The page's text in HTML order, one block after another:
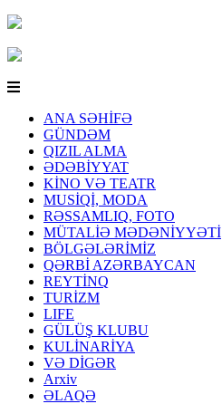
ANA SƏHİFƏ
GÜNDƏM
QIZIL ALMA
ƏDƏBİYYAT
KİNO VƏ TEATR
MUSİQİ, MODA
RƏSSAMLIQ, FOTO
MÜTALİƏ MƏDƏNİYYƏTİ
BÖLGƏLƏRİMİZ
QƏRBİ AZƏRBAYCAN
REYTİNQ
TURİZM
LIFE
GÜLÜŞ KLUBU
KULİNARİYA
VƏ DİGƏR
Arxiv
ƏLAQƏ